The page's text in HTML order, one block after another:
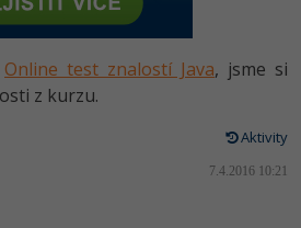
Bootstrap, SEO
vzory
aplikací
AI a bigdata
-80%
Online test znalostí Java, jsme si
z kurzu.
Aktivity
7.4.2016 10:21